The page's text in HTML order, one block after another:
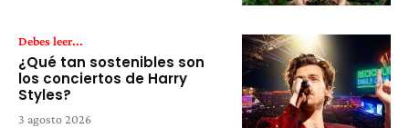
Debes leer...
¿Qué tan sostenibles son
los conciertos de Harry
Styles?
3 agosto 2026